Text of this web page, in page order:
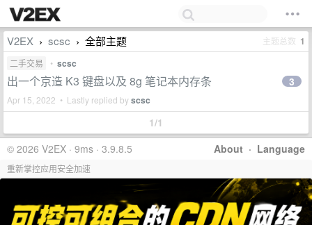
V2EX › scsc › 全部主题 主题总数 1
二手交易 • scsc
出一个京造 K3 键盘以及 8g 笔记本内存条
Apr 15, 2022 • Lastly replied byscsc
3
1/1
About · Language
© 2026 V2EX · 9ms · 3.9.8.5
重新掌控应用安全加速